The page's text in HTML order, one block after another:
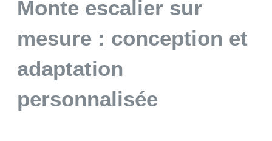
Monte escalier sur
mesure : conception et
adaptation
personnalisée